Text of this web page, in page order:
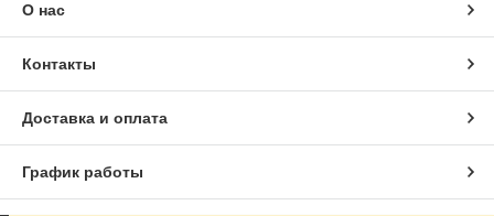
О нас
Контакты
Доставка и оплата
График работы